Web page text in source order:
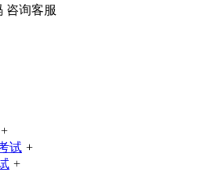
咨询客服
+
试 +
+